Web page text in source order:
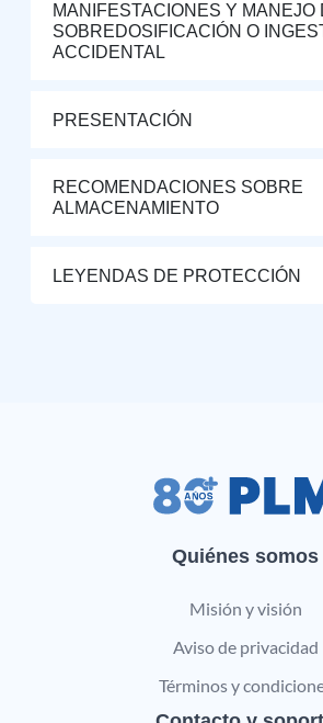
MANIFESTACIONES Y MANEJO
SOBREDOSIFICACIÓN O
ACCIDENTAL
PRESENTACIÓN
RECOMENDACIONES SOBRE
ALMACENAMIENTO
LEYENDAS DE PROTECCIÓN
Quiénes somos
Misión y visión
Aviso de privacidad
Términos y